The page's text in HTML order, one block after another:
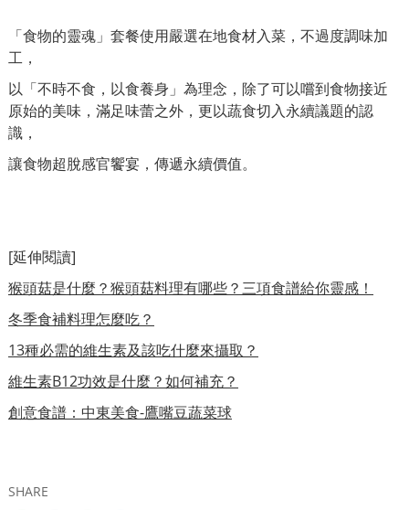
「食物的靈魂」套餐使用嚴選在地食材入菜，不過度調味加
工，
以「不時不食，以食養身」為理念，除了可以嚐到食物接近
原始的美味，滿足味蕾之外，更以蔬食切入永續議題的認
識，
讓食物超脫感官饗宴，傳遞永續價值。
[延伸閱讀]
猴頭菇是什麼？猴頭菇料理有哪些？三項食譜給你靈感！
冬季食補料理怎麼吃？
13種必需的維生素及該吃什麼來攝取？
維生素B12功效是什麼？如何補充？
創意食譜：中東美食-鷹嘴豆蔬菜球
SHARE